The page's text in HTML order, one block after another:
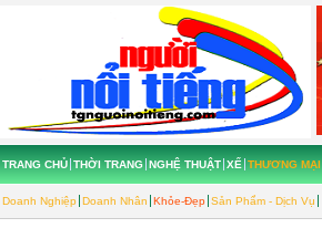
TRANG CHỦ THỜI TRANG NGHỆ THUẬT XẾ THƯƠNG MẠI
Doanh Nghiệp Doanh Nhân Khỏe-Đẹp Sản Phẩm - Dịch Vụ